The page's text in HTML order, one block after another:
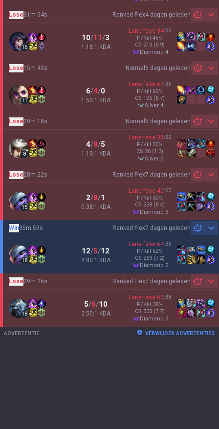
Ranked Flex4 dagen geleden
Lose31m 04s
16
10/11/3
1.18:1 KDA
Lane fase 34:66
P/Kill 46%
CS 213 (6.9)
diamond 4
Normal 6 dagen geleden
Lose15m 43s
11
6/4/0
1.50:1 KDA
Lane fase 64:36
P/Kill 60%
CS 106 (6.7)
silver 4
Normal 6 dagen geleden
Lose20m 18s
8
4/8/5
1.13:1 KDA
Lane fase 38:62
P/Kill 50%
CS 26 (1.3)
silver 3
Ranked Flex7 dagen geleden
Lose28m 22s
15
2/8/1
0.38:1 KDA
Lane fase 40:60
P/Kill 30%
CS 238 (8.4)
diamond 3
Ranked Flex7 dagen geleden
Win35m 59s
18
12/5/12
4.80:1 KDA
Lane fase 64:36
P/Kill 62%
CS 259 (7.2)
diamond 2
Ranked Flex7 dagen geleden
Lose39m 26s
18
5/6/10
2.50:1 KDA
Lane fase 62:38
P/Kill 38%
CS 305 (7.7)
diamond 3
ADVERTENTIE VERWIJDER ADVERTENTIES